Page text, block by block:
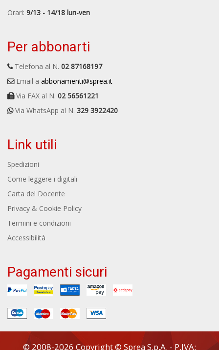
Orari: 9/13 - 14/18 lun-ven
Per abbonarti
Telefona al N. 02 87168197
Email a abbonamenti@sprea.it
Via FAX al N. 02 56561221
Via WhatsApp al N. 329 3922420
Link utili
Spedizioni
Come leggere i digitali
Carta del Docente
Privacy & Cookie Policy
Termini e condizioni
Accessibilità
Pagamenti sicuri
© 2008-2026 Copyright © Sprea S.p.A. - P.IVA: